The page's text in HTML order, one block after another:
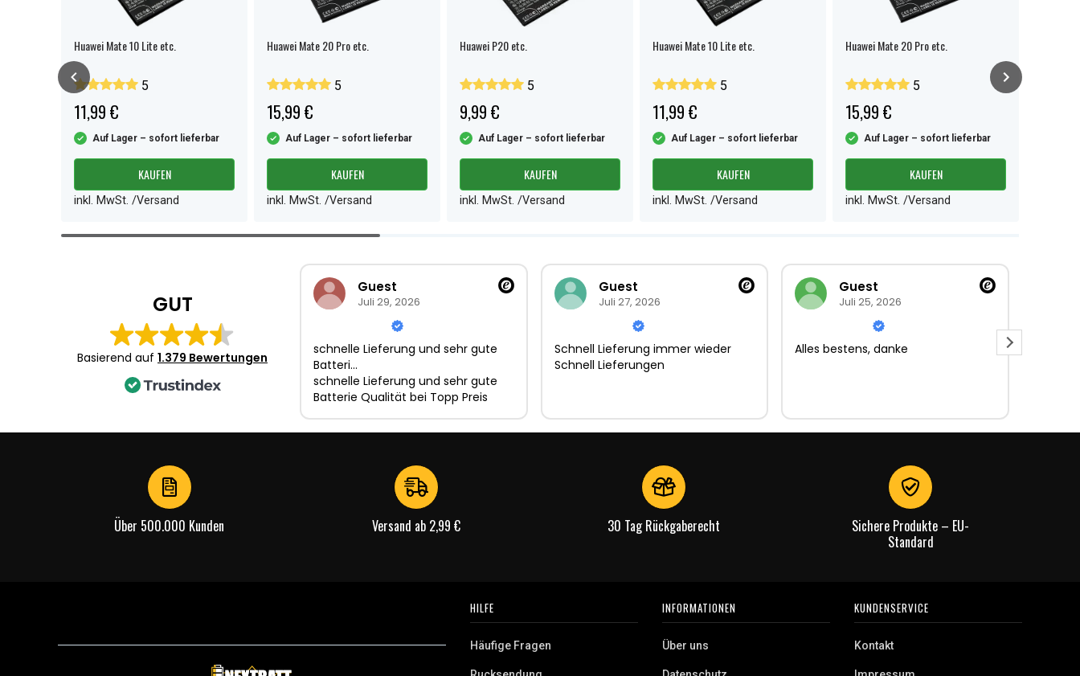
Huawei Mate 10 Lite etc.
5
11,99 €
Auf Lager – sofort lieferbar
KAUFEN
inkl. MwSt. /Versand
Huawei Mate 20 Pro etc.
5
15,99 €
Auf Lager – sofort lieferbar
KAUFEN
inkl. MwSt. /Versand
Huawei P20 etc.
5
9,99 €
Auf Lager – sofort lieferbar
KAUFEN
inkl. MwSt. /Versand
Huawei Mate 10 Lite etc.
5
11,99 €
Auf Lager – sofort lieferbar
KAUFEN
inkl. MwSt. /Versand
Huawei Mate 20 Pro etc.
5
15,99 €
Auf Lager – sofort lieferbar
KAUFEN
inkl. MwSt. /Versand
Item
GUT
Basierend auf 1.379 Bewertungen
Guest
Juli 29, 2026
schnelle Lieferung und sehr gute
Batteri…
schnelle Lieferung und sehr gute
Batterie Qualität bei Topp Preis
Guest
Juli 27, 2026
Schnell Lieferung immer wieder
Schnell Lieferungen
Guest
Juli 25, 2026
Alles bestens, danke
Über 500.000 Kunden Versand ab 2,99 € 30 Tag Rückgaberecht
Sichere Produkte – EU-
Standard
HILFE
Häufige Fragen
INFORMATIONEN
Über uns
KUNDENSERVICE
Kontakt